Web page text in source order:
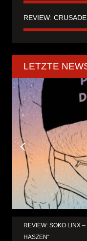
LETZTE
REVIEW: SOKO LINX
HASZEN“